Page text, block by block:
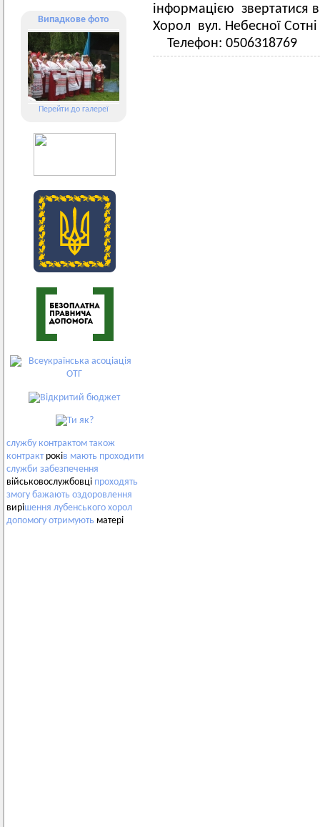
Випадкове фото
Перейти до галереї
службу контрактом також
контрактроків мають проходити
служби забезпечення
військовослужбовці проходять
змогу бажають оздоровлення
вирішення лубенського хорол
допомогу отримують матері
інформацією звертатися
Хорол вул. Небесної Сотні
Телефон: 0506318769